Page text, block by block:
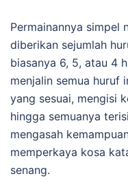
Permainannya simpel
diberikan sejumlah
biasanya 6, 5, atau 4
menjalin semua huruf
yang sesuai, mengisi
hingga semuanya
mengasah
memperkaya kosa
senang.